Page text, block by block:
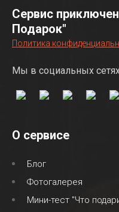
Сервис
Подарок"
Политика
Мы в социальных
О сервисе
Блог
Фотогалерея
Мини-тест "Что